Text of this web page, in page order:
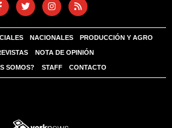
NACIONALES PRODUCCIÓN Y AGRO
NOTA DE OPINIÓN
SOMOS? STAFF CONTACTO